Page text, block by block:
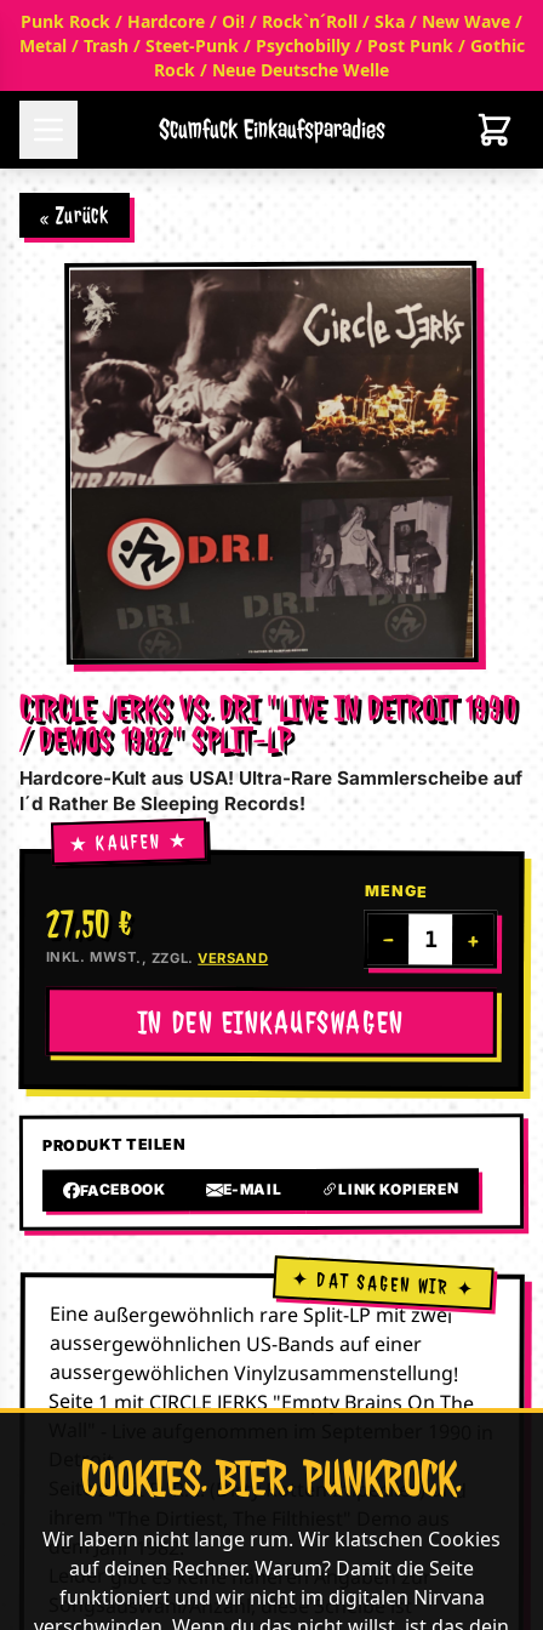
Punk Rock / Hardcore / Oi! / Rock`n´Roll / Ska / New Wave /
Metal / Trash / Steet-Punk / Psychobilly / Post Punk / Gothic
Rock / Neue Deutsche Welle
Scumfuck Einkaufsparadies
« Zurück
CIRCLE JERKS VS. DRI "LIVE IN DETROIT 1990
/ DEMOS 1982" SPLIT-LP
Hardcore-Kult aus USA! Ultra-Rare Sammlerscheibe auf
I´d Rather Be Sleeping Records!
27,50 €
INKL. MWST., ZZGL.VERSAND
MENGE
− +
IN DEN EINKAUFSWAGEN
PRODUKT TEILEN
FACEBOOK E-MAIL LINK KOPIEREN
Eine außergewöhnlich rare Split-LP mit zwei
aussergewöhnlichen US-Bands auf einer
aussergewöhlichen Vinylzusammenstellung!
Seite 1 mit CIRCLE JERKS "Empty Brains On The
Detroit.
Seite 2 mit D. R. I. (Dirty Rotten Impeciles) und
dem Jahr 1982.
Leider gibt es keine näheren Angaben zur
Songsauswahl/Anzahl, diese Scheibe ist
COOKIES. BIER. PUNKROCK.
Wir labern nicht lange rum. Wir klatschen Cookies
auf deinen Rechner. Warum? Damit die Seite
funktioniert und wir nicht im digitalen Nirvana